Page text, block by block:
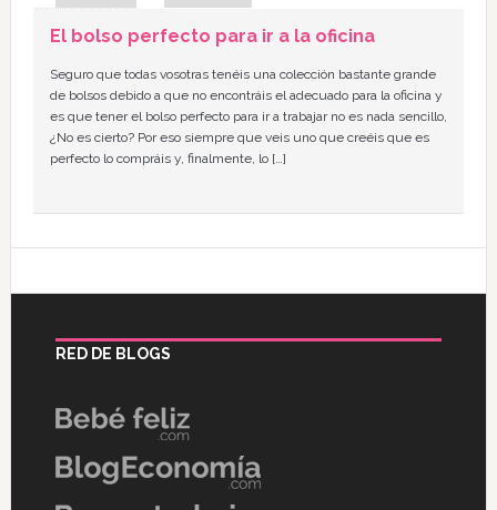
El bolso perfecto para ir a la oficina
Seguro que todas vosotras tenéis una colección bastante grande
de bolsos debido a que no encontráis el adecuado para la oficina y
es que tener el bolso perfecto para ir a trabajar no es nada sencillo,
¿No es cierto? Por eso siempre que veis uno que creéis que es
perfecto lo compráis y, finalmente, lo […]
RED DE BLOGS